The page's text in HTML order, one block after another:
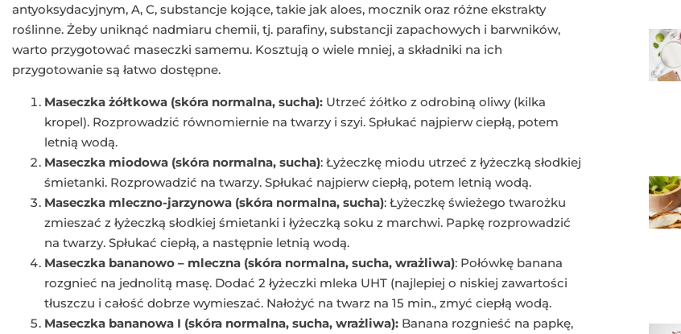
antyoksydacyjnym, A, C, substancje kojące, takie jak aloes, mocznik oraz różne ekstrakty
roślinne. Żeby uniknąć nadmiaru chemii, tj. parafiny, substancji zapachowych i barwników,
warto przygotować maseczki samemu. Kosztują o wiele mniej, a składniki na ich
przygotowanie są łatwo dostępne.
Maseczka żółtkowa (skóra normalna, sucha): Utrzeć żółtko z odrobiną oliwy (kilka
kropel). Rozprowadzić równomiernie na twarzy i szyi. Spłukać najpierw ciepłą, potem
letnią wodą.
Maseczka miodowa (skóra normalna, sucha): Łyżeczkę miodu utrzeć z łyżeczką słodkiej
śmietanki. Rozprowadzić na twarzy. Spłukać najpierw ciepłą, potem letnią wodą.
Maseczka mleczno-jarzynowa (skóra normalna, sucha): Łyżeczkę świeżego twarożku
zmieszać z łyżeczką słodkiej śmietanki i łyżeczką soku z marchwi. Papkę rozprowadzić
na twarzy. Spłukać ciepłą, a następnie letnią wodą.
Maseczka bananowo – mleczna (skóra normalna, sucha, wrażliwa): Połówkę banana
rozgnieć na jednolitą masę. Dodać 2 łyżeczki mleka UHT (najlepiej o niskiej zawartości
tłuszczu i całość dobrze wymieszać. Nałożyć na twarz na 15 min., zmyć ciepłą wodą.
Maseczka bananowa I (skóra normalna, sucha, wrażliwa): Banana rozgnieść na papkę,